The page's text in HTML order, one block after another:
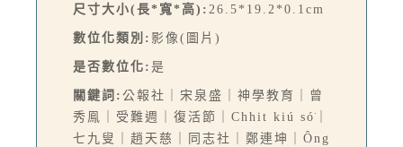
尺寸大小(長*寬*高): 26.5*19.2*0.1cm
數位化類別: 影像(圖片)
是否數位化: 是
關鍵詞: 公報社｜宋泉盛｜神學教育｜曾
秀鳯｜受難週｜復活節｜Chhit kiú só͘｜
七九叟｜趙天慈｜同志社｜鄭連坤｜Ông